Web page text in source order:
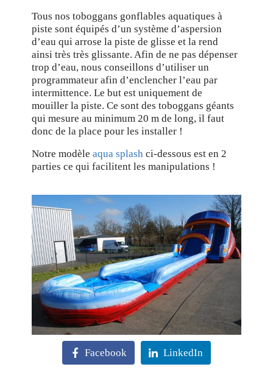
Tous nos toboggans gonflables aquatiques à
piste sont équipés d’un système d’aspersion
d’eau qui arrose la piste de glisse et la rend
ainsi très très glissante. Afin de ne pas dépenser
trop d’eau, nous conseillons d’utiliser un
programmateur afin d’enclencher l’eau par
intermittence. Le but est uniquement de
mouiller la piste. Ce sont des toboggans géants
qui mesure au minimum 20 m de long, il faut
donc de la place pour les installer !
Notre modèleaqua splash ci-dessous est en 2
parties ce qui facilitent les manipulations !
Facebook LinkedIn